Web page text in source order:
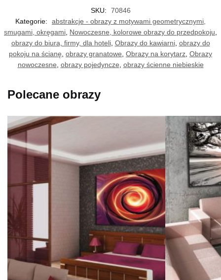
SKU:
70846
Kategorie:
abstrakcje - obrazy z motywami geometrycznymi,
smugami, okręgami Nowoczesne, kolorowe obrazy do przedpokoju
obrazy do biura, firmy, dla hoteli, Obrazy do kawiarni, obrazy do
pokoju na ścianę obrazy granatowe Obrazy na korytarz Obrazy
nowoczesne obrazy pojedyncze obrazy ścienne niebieskie
Polecane obrazy